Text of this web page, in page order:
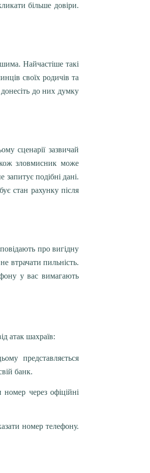
більше довіри.
Найчастіше такі
своїх родичів та
до них думку
сценарії зазвичай
зловмисник може
подібні дані.
стан рахунку після
про вигідну
втрачати пильність.
у вас вимагають
атак шахраїв:
представляється
банк.
через офіційні
номер телефону.